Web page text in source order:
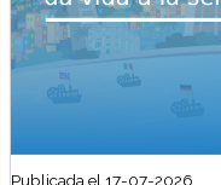
Publicada el 17-07-2026